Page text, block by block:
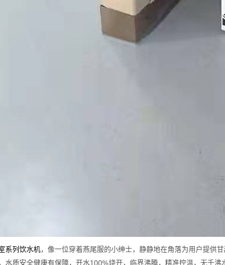
系列饮水机，像一位穿着燕尾服的小绅士，静静地在角落为用户提供
水质安全健康有保障，开水100%烧开，临界沸腾，精准控温，无千沸